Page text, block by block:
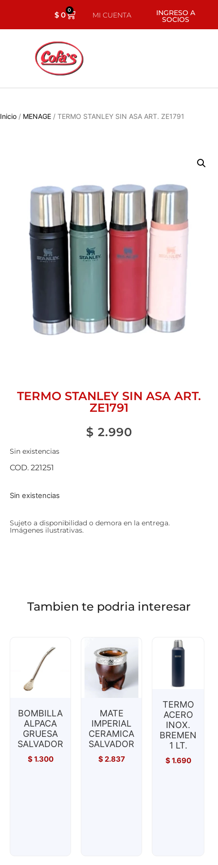
$0 0
MI CUENTA INGRESO A
SOCIOS
Inicio / MENAGE / TERMO STANLEY SIN ASA ART. ZE1791
TERMO STANLEY SIN ASA ART.
ZE1791
$ 2.990
Sin existencias
COD. 221251
Sin existencias
Sujeto a disponibilidad o demora en la entrega.
Imágenes ilustrativas.
Tambien te podria interesar
BOMBILLA
ALPACA
GRUESA
SALVADOR
$1.300
MATE
IMPERIAL
CERAMICA
SALVADOR
$2.837
TERMO
ACERO
INOX.
BREMEN
1 LT.
$1.690